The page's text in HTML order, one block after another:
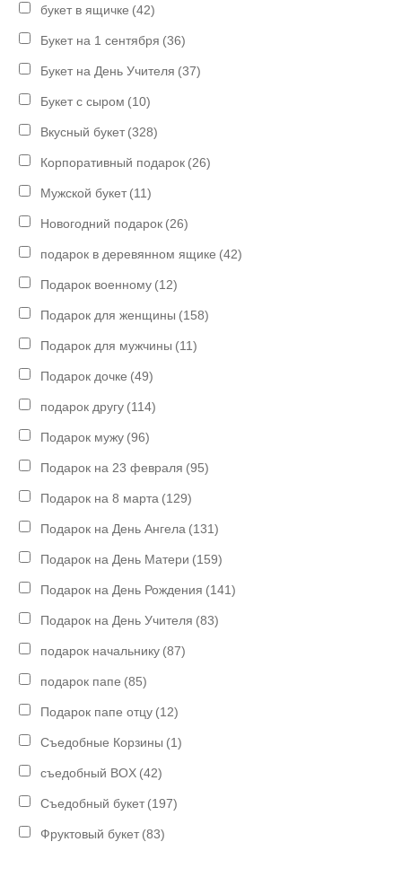
букет в ящичке (42)
Букет на 1 сентября (36)
Букет на День Учителя (37)
Букет с сыром (10)
Вкусный букет (328)
Корпоративный подарок (26)
Мужской букет (11)
Новогодний подарок (26)
подарок в деревянном ящике (42)
Подарок военному (12)
Подарок для женщины (158)
Подарок для мужчины (11)
Подарок дочке (49)
подарок другу (114)
Подарок мужу (96)
Подарок на 23 февраля (95)
Подарок на 8 марта (129)
Подарок на День Ангела (131)
Подарок на День Матери (159)
Подарок на День Рождения (141)
Подарок на День Учителя (83)
подарок начальнику (87)
подарок папе (85)
Подарок папе отцу (12)
Съедобные Корзины (1)
съедобный BOX (42)
Съедобный букет (197)
Фруктовый букет (83)